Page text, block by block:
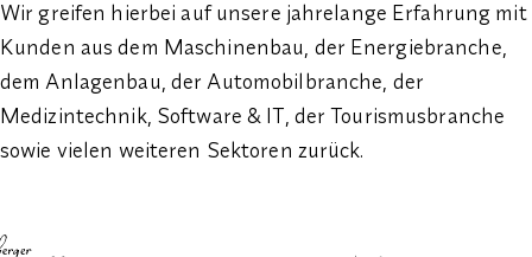
Wir greifen hierbei auf unsere jahrelange Erfahrung mit
Kunden aus dem Maschinenbau, der Energiebranche,
dem Anlagenbau, der Automobilbranche, der
Medizintechnik, Software & IT, der Tourismusbranche
sowie vielen weiteren Sektoren zurück.